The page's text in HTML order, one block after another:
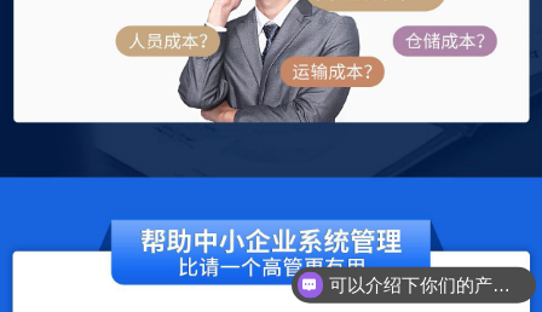
可以介绍下你们的产品么